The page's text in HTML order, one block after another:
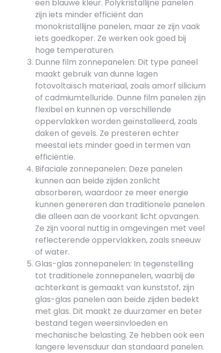
een blauwe kleur. Polykristallijne panelen
zijn iets minder efficiënt dan
monokristallijne panelen, maar ze zijn vaak
iets goedkoper. Ze werken ook goed bij
hoge temperaturen.
Dunne film zonnepanelen: Dit type paneel
maakt gebruik van dunne lagen
fotovoltaïsch materiaal, zoals amorf silicium
of cadmiumtelluride. Dunne film panelen zijn
flexibel en kunnen op verschillende
oppervlakken worden geïnstalleerd, zoals
daken of gevels. Ze presteren echter
meestal iets minder goed in termen van
efficiëntie.
Bifaciale zonnepanelen: Deze panelen
kunnen aan beide zijden zonlicht
absorberen, waardoor ze meer energie
kunnen genereren dan traditionele panelen
die alleen aan de voorkant licht opvangen.
Ze zijn vooral nuttig in omgevingen met veel
reflecterende oppervlakken, zoals sneeuw
of water.
Glas-glas zonnepanelen: In tegenstelling
tot traditionele zonnepanelen, waarbij de
achterkant is gemaakt van kunststof, zijn
glas-glas panelen aan beide zijden bedekt
met glas. Dit maakt ze duurzamer en beter
bestand tegen weersinvloeden en
mechanische belasting. Ze hebben ook een
langere levensduur dan standaard panelen.